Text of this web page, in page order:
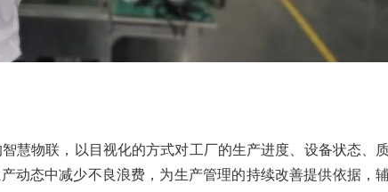
慧物联，以目视化的方式对工厂的生产进度、设备状态、
动态中减少不良浪费，为生产管理的持续改善提供依据，